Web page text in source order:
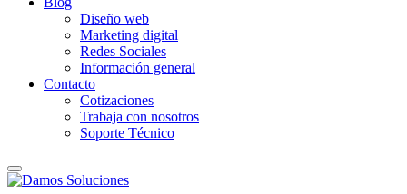
Diseño web
Marketing digital
Redes Sociales
Información general
Contacto
Cotizaciones
Trabaja con nosotros
Soporte Técnico